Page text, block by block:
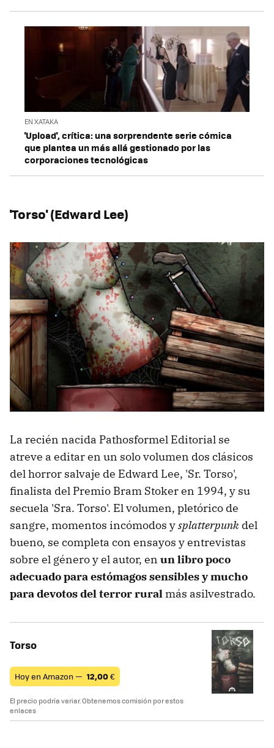
EN XATAKA
'Upload', crítica: una sorprendente serie cómica
que plantea un más allá gestionado por las
corporaciones tecnológicas
'Torso' (Edward Lee)
La recién nacida Pathosformel Editorial se
atreve a editar en un solo volumen dos clásicos
del horror salvaje de Edward Lee, 'Sr. Torso',
finalista del Premio Bram Stoker en 1994, y su
secuela 'Sra. Torso'. El volumen, pletórico de
sangre, momentos incómodos ysplatterpunk del
bueno, se completa con ensayos y entrevistas
sobre el género y el autor, en un libro poco
adecuado para estómagos sensibles y mucho
para devotos del terror rural más asilvestrado.
Torso
Hoy en Amazon — 12,00€
El precio podría variar. Obtenemos comisión por estos
enlaces